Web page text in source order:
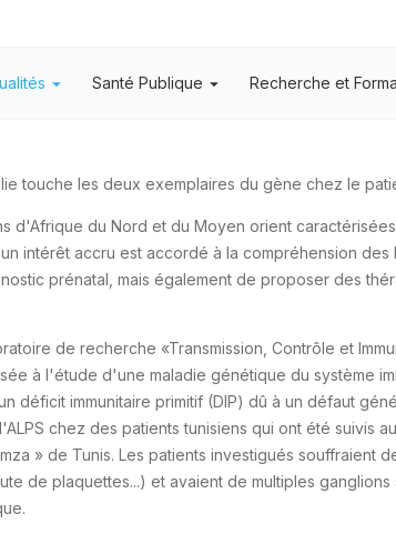
Santé Publique Recherche et
touche les deux exemplaires du gène chez le
du Nord et du Moyen orient
intérêt accru est accordé à la compréhension
prénatal, mais également de proposer des
de recherche «Transmission, Contrôle et
à l'étude d'une maladie génétique du système
déficit immunitaire primitif (DIP) dû à un défaut
chez des patients tunisiens qui ont été suivis
» de Tunis. Les patients investigués souffraient
de plaquettes...) et avaient de multiples